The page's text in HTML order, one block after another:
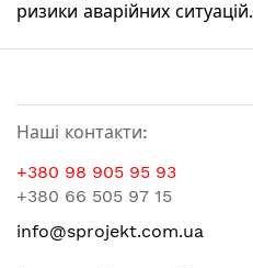
ризики аварійних ситуацій.
Наші контакти:
+380 98 905 95 93
+380 66 505 97 15
info@sprojekt.com.ua